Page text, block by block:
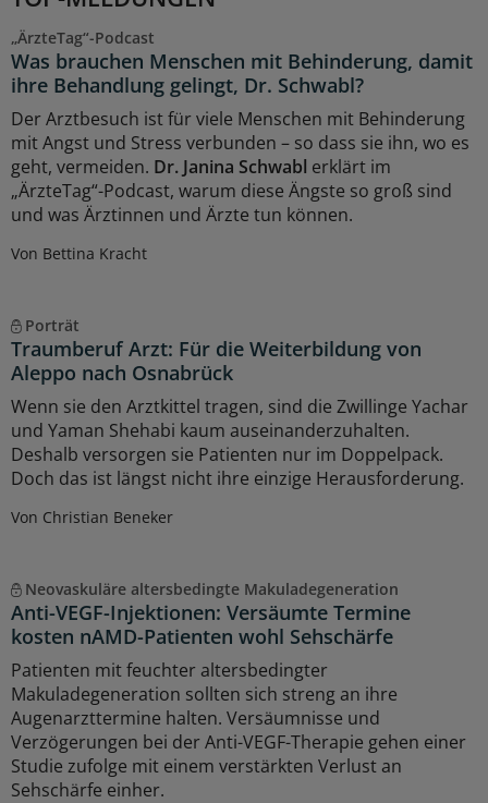
„ÄrzteTag“-Podcast
Was brauchen Menschen mit Behinderung, damit
ihre Behandlung gelingt, Dr. Schwabl?
Der Arztbesuch ist für viele Menschen mit Behinderung
mit Angst und Stress verbunden – so dass sie ihn, wo es
geht, vermeiden. Dr. Janina Schwabl erklärt im
„ÄrzteTag“-Podcast, warum diese Ängste so groß sind
und was Ärztinnen und Ärzte tun können.
Von Bettina Kracht
Porträt
Traumberuf Arzt: Für die Weiterbildung von
Aleppo nach Osnabrück
Wenn sie den Arztkittel tragen, sind die Zwillinge Yachar
und Yaman Shehabi kaum auseinanderzuhalten.
Deshalb versorgen sie Patienten nur im Doppelpack.
Doch das ist längst nicht ihre einzige Herausforderung.
Von Christian Beneker
Neovaskuläre altersbedingte Makuladegeneration
Anti-VEGF-Injektionen: Versäumte Termine
kosten nAMD-Patienten wohl Sehschärfe
Patienten mit feuchter altersbedingter
Makuladegeneration sollten sich streng an ihre
Augenarzttermine halten. Versäumnisse und
Verzögerungen bei der Anti-VEGF-Therapie gehen einer
Studie zufolge mit einem verstärkten Verlust an
Sehschärfe einher.